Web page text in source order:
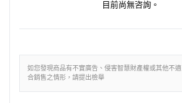
目前尚無咨詢。
如您發現商品有不實廣告、侵害智慧財產權或其他不適
合銷售之情形，請提出檢舉